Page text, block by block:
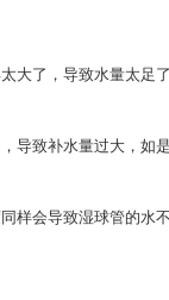
大了，导致水量太足
导致补水量过大，如
样会导致湿球管的